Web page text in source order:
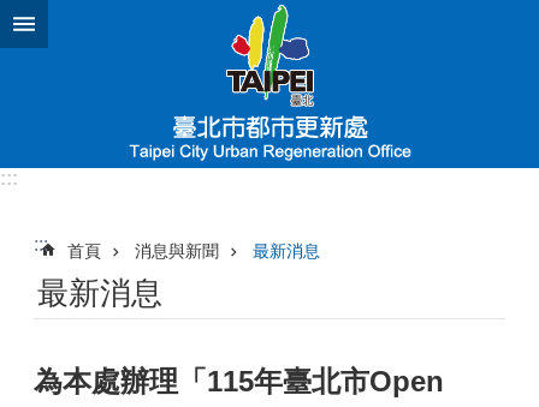
跳到主要內容區塊
:::
::: 首頁 消息與新聞 最新消息
最新消息
為本處辦理「115年臺北市Open